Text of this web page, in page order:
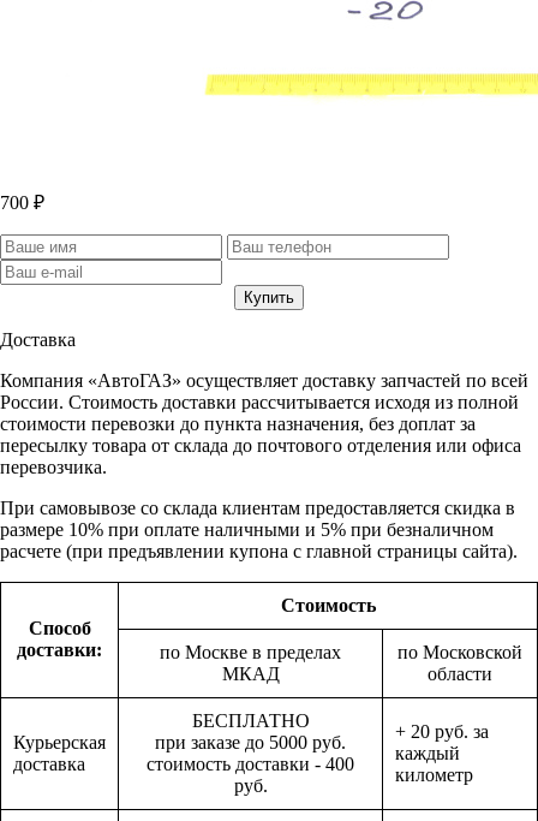
700 ₽
Доставка
Компания «АвтоГАЗ» осуществляет доставку запчастей по всей
России. Стоимость доставки рассчитывается исходя из полной
стоимости перевозки до пункта назначения, без доплат за
пересылку товара от склада до почтового отделения или офиса
перевозчика.
При самовывозе со склада клиентам предоставляется скидка в
размере 10% при оплате наличными и 5% при безналичном
расчете (при предъявлении купона с главной страницы сайта).
Способ
доставки:
Стоимость
по Москве в пределах
МКАД
по Московской
области
Курьерская
доставка
БЕСПЛАТНО
при заказе до 5000 руб.
стоимость доставки - 400
руб.
+ 20 руб. за
каждый
километр